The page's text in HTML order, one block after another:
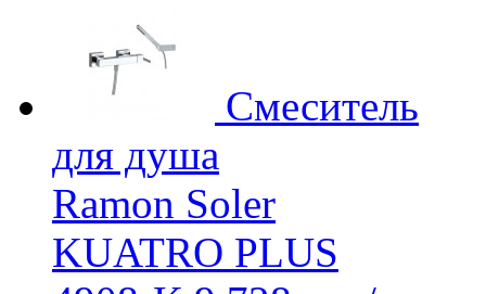
Смеситель
для душа
Ramon Soler
KUATRO PLUS